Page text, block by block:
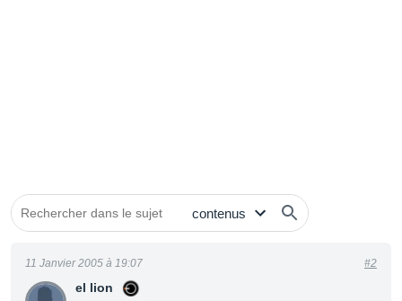
el lion
11 Janvier 2005 à 19:07 #2